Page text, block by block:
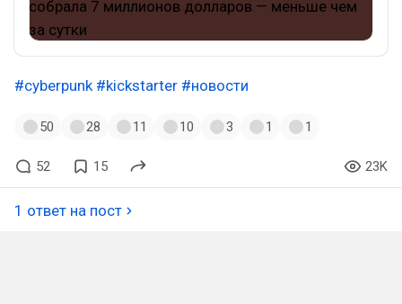
#cyberpunk #kickstarter #новости
50 28 11 10 3 1 1
52 15 23K
1 ответ на пост